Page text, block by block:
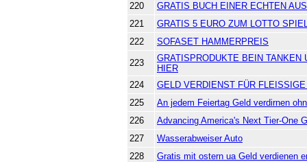
220
GRATIS BUCH EINER ECHTEN
221
GRATIS 5 EURO ZUM LOTTO
222
SOFASET HAMMERPREIS
223
GRATISPRODUKTE BEIN TANKEN
HIER
224
GELD VERDIENST FÜR
225
An jedem Feiertag Geld verdirnen
226
Advancing America's Next Tier-One
227
Wasserabweiser Auto
228
Gratis mit ostern ua Geld verdienen